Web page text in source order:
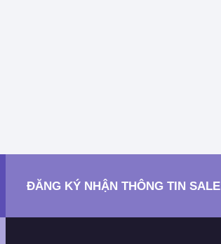
ĐĂNG KÝ NHẬN THÔNG TIN SALE